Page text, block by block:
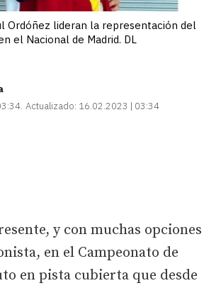
Ordóñez lideran la representación del
el Nacional de Madrid. DL
Actualizado: 16.02.2023 | 03:34
y con muchas opciones
en el Campeonato de
en pista cubierta que desde